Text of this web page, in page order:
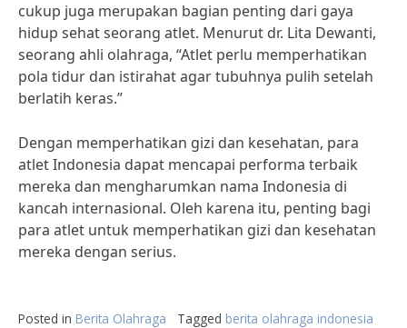
cukup juga merupakan bagian penting dari gaya
hidup sehat seorang atlet. Menurut dr. Lita Dewanti,
seorang ahli olahraga, “Atlet perlu memperhatikan
pola tidur dan istirahat agar tubuhnya pulih setelah
berlatih keras.”
Dengan memperhatikan gizi dan kesehatan, para
atlet Indonesia dapat mencapai performa terbaik
mereka dan mengharumkan nama Indonesia di
kancah internasional. Oleh karena itu, penting bagi
para atlet untuk memperhatikan gizi dan kesehatan
mereka dengan serius.
Posted in Berita Olahraga Tagged berita olahraga indonesia